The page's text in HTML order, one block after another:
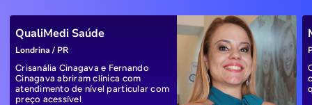
QualiMedi Saúde
Londrina / PR
Crisanália Cinagava e Fernando
Cinagava abriram clínica com
atendimento de nível particular com
preço acessível